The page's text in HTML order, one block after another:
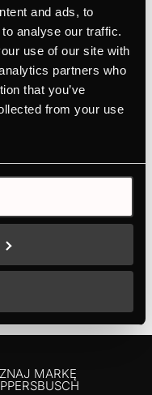
and ads, to
analyse our traffic.
use of our site with
partners who
that you’ve
from your use
2026
pokręteł
z białym
drzwiczki, łatwy
»
MARKĘ